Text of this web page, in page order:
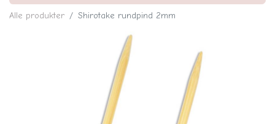
Alle produkter Shirotake rundpind 2mm